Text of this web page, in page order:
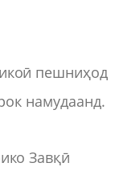
пешниҳод
намудаанд.
Завқӣ